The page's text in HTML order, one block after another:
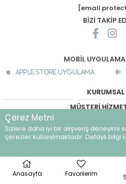
[email
BİZİ TAKİP
MOBİL
Apple Store Uygulama
KURUMSAL
MÜŞTERİ
©breeze.com.tr - Tüm
Anasayfa Favorilerim
Çerez Metni
Sizlere daha iyi bir alışveriş deneyimi
çerezler kullanılmaktadır. Detaylı bilgi